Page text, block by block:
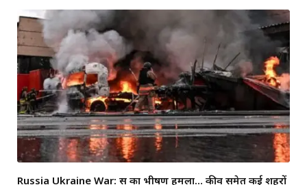
Russia Ukraine War: रूस का भीषण हमला… कीव समेत कई शहरों